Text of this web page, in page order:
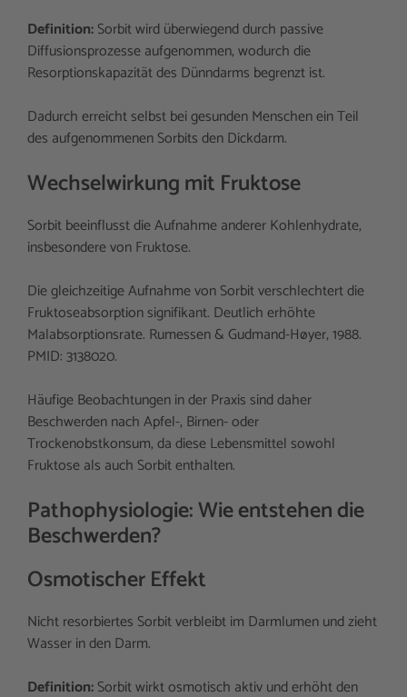
Definition:Sorbit wird überwiegend durch passive
Diffusionsprozesse aufgenommen, wodurch die
Resorptionskapazität des Dünndarms begrenzt ist.
Dadurch erreicht selbst bei gesunden Menschen ein Teil
des aufgenommenen Sorbits den Dickdarm.
Wechselwirkung mit Fruktose
Sorbit beeinflusst die Aufnahme anderer Kohlenhydrate,
insbesondere von Fruktose.
Die gleichzeitige Aufnahme von Sorbit verschlechtert die
Fruktoseabsorption signifikant. Deutlich erhöhte
Malabsorptionsrate. Rumessen & Gudmand-Høyer, 1988.
PMID: 3138020.
Häufige Beobachtungen in der Praxis sind daher
Beschwerden nach Apfel-, Birnen- oder
Trockenobstkonsum, da diese Lebensmittel sowohl
Fruktose als auch Sorbit enthalten.
Pathophysiologie: Wie entstehen die
Beschwerden?
Osmotischer Effekt
Nicht resorbiertes Sorbit verbleibt im Darmlumen und zieht
Wasser in den Darm.
Definition:Sorbit wirkt osmotisch aktiv und erhöht den